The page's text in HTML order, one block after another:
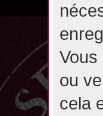
Vous
ou
cela